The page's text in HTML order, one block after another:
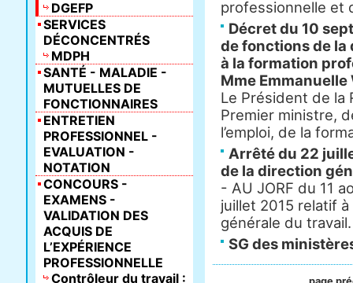
professionnelle et
Décret du 10
de fonctions de la
à la formation
Mme Emmanuelle
Le Président de la
Premier ministre,
l’emploi, de la
Arrêté du 22
de la direction
- AU JORF du 11
juillet 2015 relatif
générale du
SG des
DGEFP
SERVICES
DÉCONCENTRÉS
MDPH
SANTÉ - MALADIE -
MUTUELLES DE
FONCTIONNAIRES
ENTRETIEN
PROFESSIONNEL -
EVALUATION -
NOTATION
CONCOURS -
EXAMENS -
VALIDATION DES
ACQUIS DE
L’EXPÉRIENCE
PROFESSIONNELLE
Contrôleur du travail :